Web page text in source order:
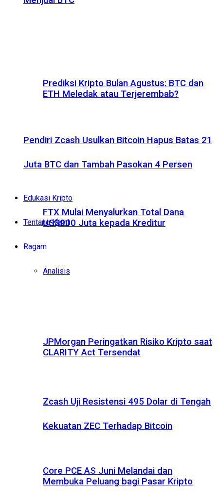
Pendiri Zcash Usulkan Bitcoin Hapus Batas 21
Juta BTC dan Tambah Pasokan 4 Persen
Edukasi Kripto
Tentang Kami
Ragam
Analisis
Zcash Uji Resistensi 495 Dolar di Tengah
Kekuatan ZEC Terhadap Bitcoin
Prediksi Kripto Bulan Agustus: BTC dan
ETH Meledak atau Terjerembab?
FTX Mulai Menyalurkan Total Dana
US$900 Juta kepada Kreditur
JPMorgan Peringatkan Risiko Kripto saat
CLARITY Act Tersendat
Core PCE AS Juni Melandai dan
Membuka Peluang bagi Pasar Kripto